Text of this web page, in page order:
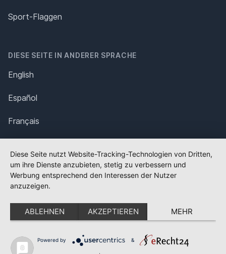
Sport-Flaggen
DIESE SEITE IN ANDERER SPRACHE
English
Español
Français
Polska
Português
Nederlands
Svenska
Diese Seite nutzt Website-Tracking-Technologien von Dritten,
um ihre Dienste anzubieten, stetig zu verbessern und
Werbung entsprechend den Interessen der Nutzer
anzuzeigen.
ABLEHNEN AKZEPTIEREN MEHR
Powered by &